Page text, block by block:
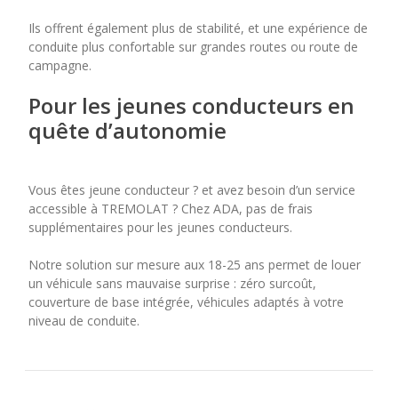
Ils offrent également plus de stabilité, et une expérience de
conduite plus confortable sur grandes routes ou route de
campagne.
Pour les jeunes conducteurs en
quête d’autonomie
Vous êtes jeune conducteur ? et avez besoin d’un service
accessible à TREMOLAT ? Chez ADA, pas de frais
supplémentaires pour les jeunes conducteurs.
Notre solution sur mesure aux 18-25 ans permet de louer
un véhicule sans mauvaise surprise : zéro surcoût,
couverture de base intégrée, véhicules adaptés à votre
niveau de conduite.